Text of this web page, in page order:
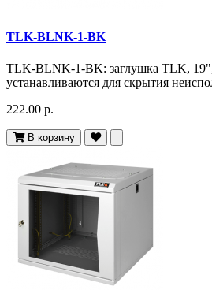
TLK-BLNK-1-BK
TLK-BLNK-1-BK: заглушка TLK,
устанавливаются для скрытия
222.00 р.
В корзину